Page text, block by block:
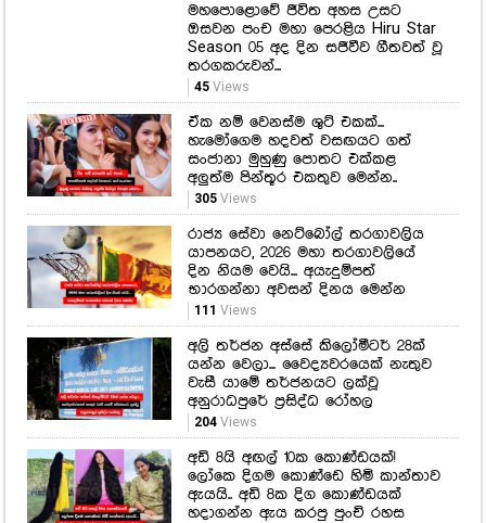
මහපොළොවේ ජීවිත අහස උසට
ඔසවන පංච මහා පෙරළිය Hiru Star
Season 05 අද දින සජීවීව ගීතවත් වූ
තරගකරුවන්...
45Views
ඒක නම් වෙනස්ම ශුට් එකක්...
හැමෝගෙම හදවත් වසඟයට ගත්
සංජානා මුහුණු පොතට එක්කළ
අලුත්ම පින්තූර එකතුව මෙන්න..
305Views
රාජ්‍ය සේවා නෙට්බෝල් තරගාවලිය
යාපනයට, 2026 මහා තරගාවලියේ
දින නියම වෙයි... අයැදුම්පත්
භාරගන්නා අවසන් දිනය මෙන්න
111 Views
අලි තර්ජන අස්සේ කිලෝමීටර් 28ක්
යන්න වෙලා... වෛද්‍යවරයෙක් නැතුව
වැසී යාමේ තර්ජනයට ලක්වූ
අනුරාධපුරේ ප්‍රසිද්ධ රෝහල
204Views
අඩි 8යි අඟල් 10ක කොණ්ඩයක්!
ලෝකෙ දිගම කොණ්ඩෙ හිමි කාන්තාව
ඇයයි.. අඩි 8ක දිග කොණ්ඩයක්
හදාගන්න ඇය කරපු පුංචි රහස